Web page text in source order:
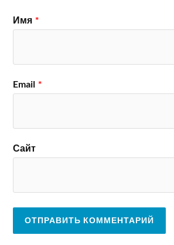
Имя *
Email *
Сайт